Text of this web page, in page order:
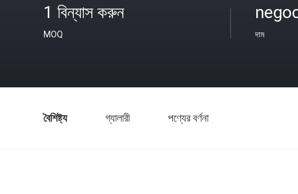
1 বিন্যাস করুন
MOQ দাম
বৈশিষ্ট্য গ্যালারী পণ্যের বর্ণনা